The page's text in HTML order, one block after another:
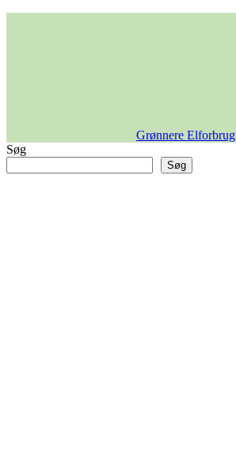
Grønnere Elforbrug
Søg
Søg